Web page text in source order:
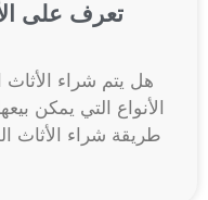
تعرف على
هل يتم شراء
الأنواع التي يمكن
طريقة شراء الأثاث